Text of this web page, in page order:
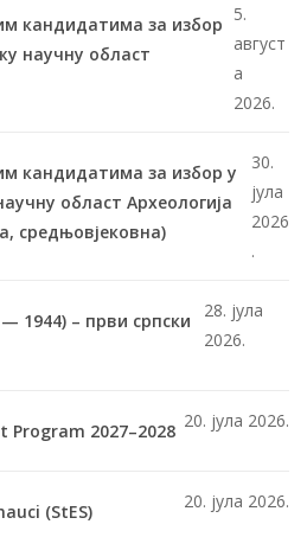
кандидатима за избор
научну област
5.
август
а
2026.
кандидатима за избор у
област Археологија
средњовјековна)
30.
јула
2026
.
1944) – први српски
28. јула
2026.
Program 2027–2028 20. јула 2026.
(StES) 20. јула 2026.